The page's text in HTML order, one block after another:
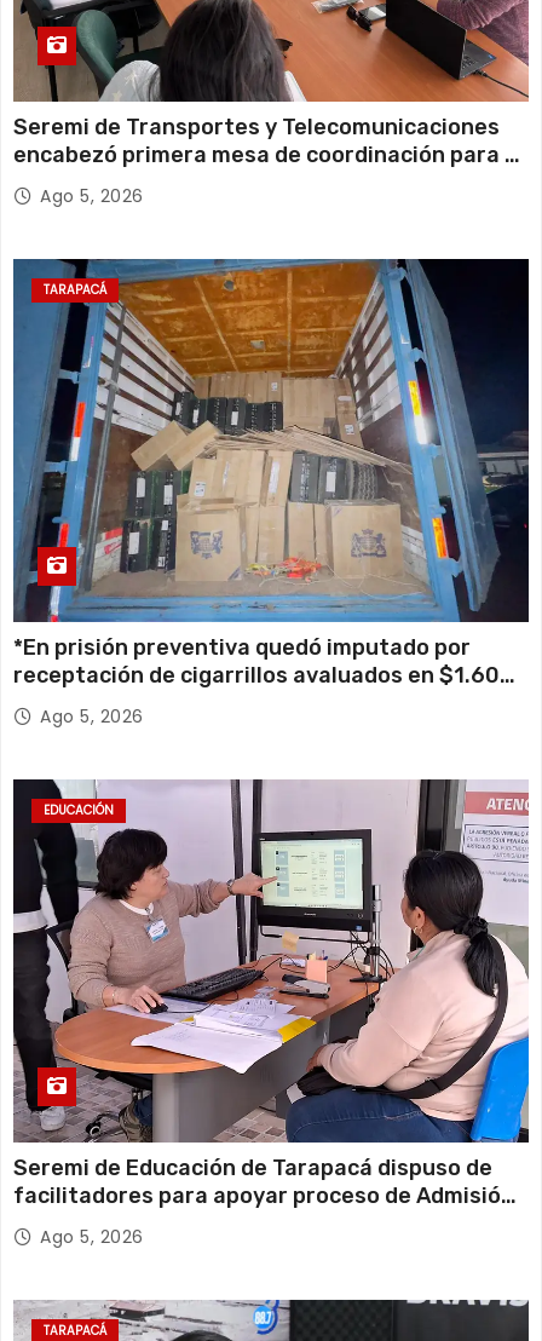
Seremi de Transportes y Telecomunicaciones
encabezó primera mesa de coordinación para el
retiro de cables en desuso en Iquique
Ago 5, 2026
TARAPACÁ
*En prisión preventiva quedó imputado por
receptación de cigarrillos avaluados en $1.600
millones*
Ago 5, 2026
EDUCACIÓN
Seremi de Educación de Tarapacá dispuso de
facilitadores para apoyar proceso de Admisión
Escolar 2027
Ago 5, 2026
TARAPACÁ